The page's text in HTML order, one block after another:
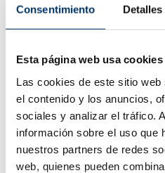
Consentimiento Detalles
Esta página web usa cookies
Las cookies de este sitio
el contenido y los anuncios,
sociales y analizar el tráfico.
información sobre el uso que
nuestros partners de redes
web, quienes pueden